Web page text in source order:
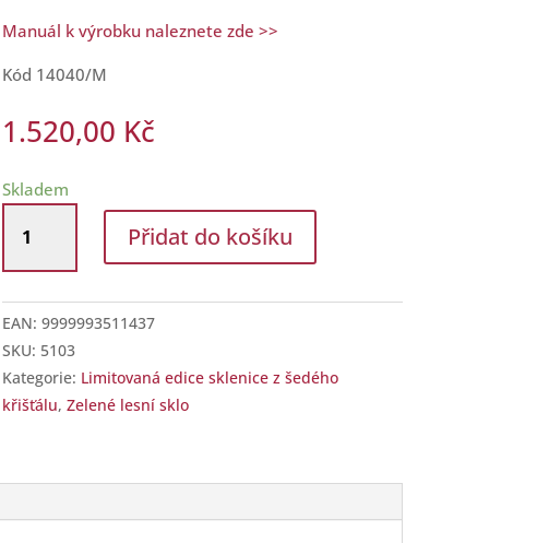
Manuál k výrobku naleznete zde >>
Kód 14040/M
1.520,00 Kč
Skladem
sklenice
na
víno
z
šedého
křišťálu
–
ks
množství
Přidat do košíku
EAN:9999993511437
SKU: 5103
Kategorie: Limitovaná edice sklenice z šedého
křišťálu,Zelené lesní sklo